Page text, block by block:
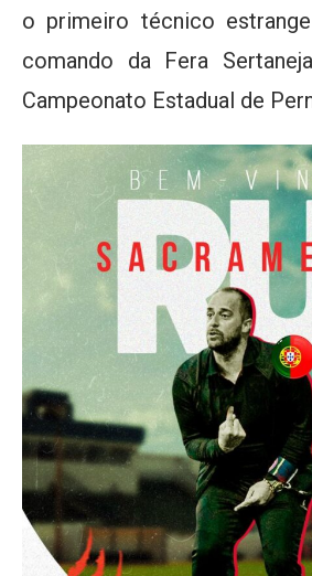
o primeiro técnico
comando da Fera
Campeonato Estadual de